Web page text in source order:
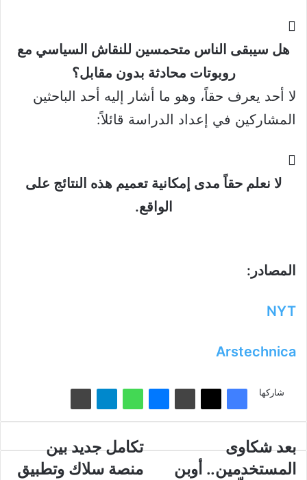
هل سيبقى الناس متحمسين للنقاش السياسي مع
روبوتات محادثة بدون مقابل؟
لا أحد يعرف حقاً، وهو ما أشار إليه أحد الباحثين
المشاركين في إعداد الدراسة قائلاً:
لا نعلم حقاً مدى إمكانية تعميم هذه النتائج على
الواقع.
المصادر:
NYT
Arstechnica
شاركها
شكاوى
المستخدمين..
بعد شكاوى
المستخدمين.. أوبن
تكامل
بين
تكامل جديد بين
منصة سلاك وتطبيق